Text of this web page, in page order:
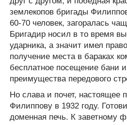
землекопов бригады
60-70 человек, загоралась
Бригадир носил в то время
ударника, а значит имел
получение места в бараках
бесплатное посещение бани
преимущества передового
Но слава и почет, настоящее
Филиппову в 1932 году.
доменная печь. К заветному